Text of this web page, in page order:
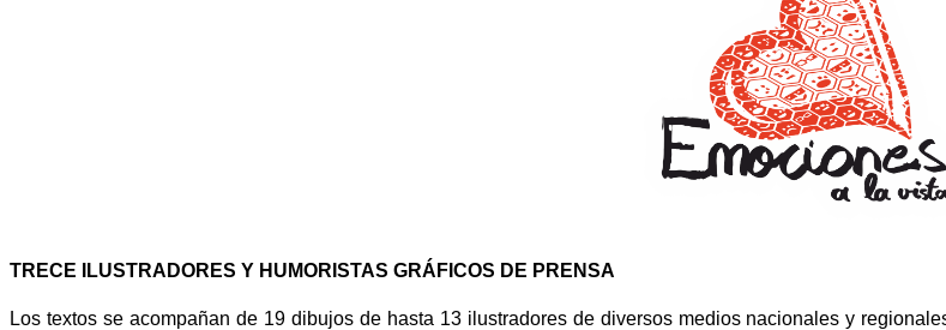
TRECE ILUSTRADORES Y HUMORISTAS GRÁFICOS DE PRENSA
Los textos se acompañan de 19 dibujos de hasta 13 ilustradores de diversos medios nacionales y